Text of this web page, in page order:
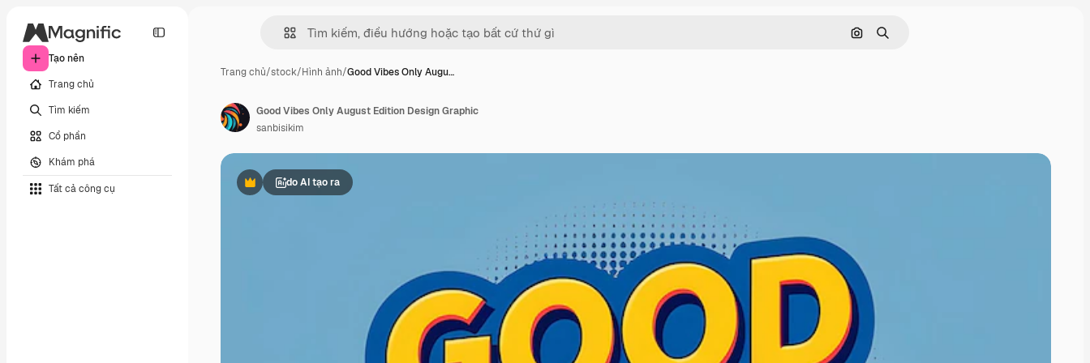
Tạo nên
Trang chủ
Tìm kiếm
Cổ phần
Khám phá
Tất cả công cụ
Tìm kiếm bằng hình ảnh
Tìm kiếm
Trang chủ/stock/Hình ảnh/Good Vibes Only Augu…
Phần thưởngdo AI tạo ra
Good Vibes Only August Edition Design Graphic
sanbisikim